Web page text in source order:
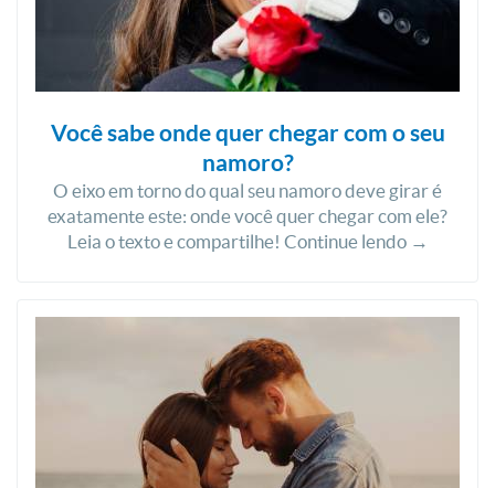
Você sabe onde quer chegar com o seu
namoro?
O eixo em torno do qual seu namoro deve girar é
exatamente este: onde você quer chegar com ele?
Leia o texto e compartilhe! Continue lendo →